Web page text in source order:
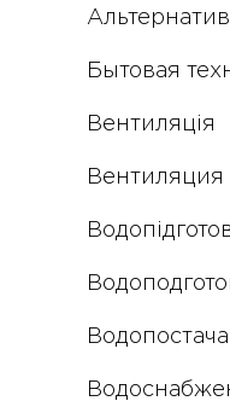
Бытовая
Вентиляція
Вентиляция